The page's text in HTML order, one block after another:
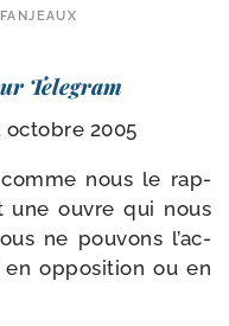
Telegram
octobre 2005
comme nous le rap­
une ouvre qui nous
ne pou­vons l’ac­
oppo­si­tion ou en